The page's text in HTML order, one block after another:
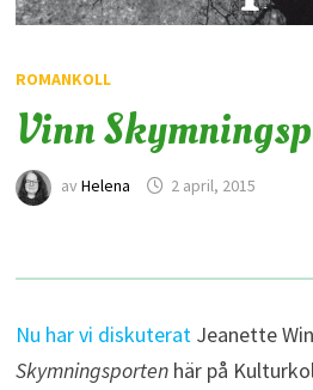
ROMANKOLL
Vinn
av Helena 2 april, 2015
Nu har vi diskuteratJeanette
Skymningsportenhär på